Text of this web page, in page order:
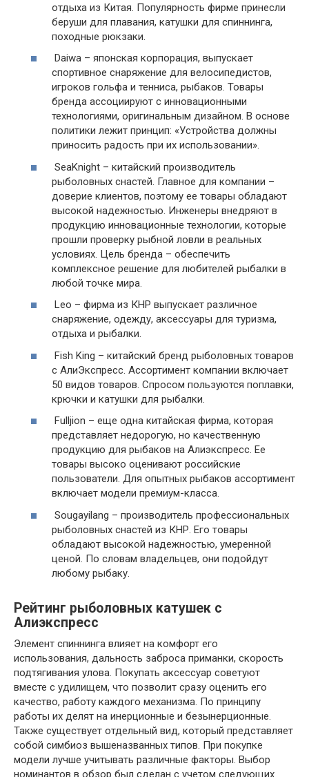
отдыха из Китая. Популярность фирме принесли
беруши для плавания, катушки для спиннинга,
походные рюкзаки.
Daiwa – японская корпорация, выпускает
спортивное снаряжение для велосипедистов,
игроков гольфа и тенниса, рыбаков. Товары
бренда ассоциируют с инновационными
технологиями, оригинальным дизайном. В основе
политики лежит принцип: «Устройства должны
приносить радость при их использовании».
SeaKnight – китайский производитель
рыболовных снастей. Главное для компании –
доверие клиентов, поэтому ее товары обладают
высокой надежностью. Инженеры внедряют в
продукцию инновационные технологии, которые
прошли проверку рыбной ловли в реальных
условиях. Цель бренда – обеспечить
комплексное решение для любителей рыбалки в
любой точке мира.
Leo – фирма из КНР выпускает различное
снаряжение, одежду, аксессуары для туризма,
отдыха и рыбалки.
Fish King – китайский бренд рыболовных товаров
с АлиЭкспресс. Ассортимент компании включает
50 видов товаров. Спросом пользуются поплавки,
крючки и катушки для рыбалки.
Fulljion – еще одна китайская фирма, которая
представляет недорогую, но качественную
продукцию для рыбаков на Алиэкспресс. Ее
товары высоко оценивают российские
пользователи. Для опытных рыбаков ассортимент
включает модели премиум-класса.
Sougayilang – производитель профессиональных
рыболовных снастей из КНР. Его товары
обладают высокой надежностью, умеренной
ценой. По словам владельцев, они подойдут
любому рыбаку.
Рейтинг рыболовных катушек с
Алиэкспресс
Элемент спиннинга влияет на комфорт его
использования, дальность заброса приманки, скорость
подтягивания улова. Покупать аксессуар советуют
вместе с удилищем, что позволит сразу оценить его
качество, работу каждого механизма. По принципу
работы их делят на инерционные и безынерционные.
Также существует отдельный вид, который представляет
собой симбиоз вышеназванных типов. При покупке
модели лучше учитывать различные факторы. Выбор
номинантов в обзор был сделан с учетом следующих